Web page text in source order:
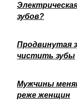
зубов?
Продвинутая
чистить зубы
Мужчины
реже женщин